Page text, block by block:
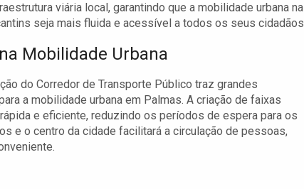
viária local, garantindo que a mobilidade urbana na
seja mais fluida e acessível a todos os seus
Mobilidade Urbana
do Corredor de Transporte Público traz grandes
a mobilidade urbana em Palmas. A criação de faixas
e eficiente, reduzindo os períodos de espera para os
e o centro da cidade facilitará a circulação de pessoas,